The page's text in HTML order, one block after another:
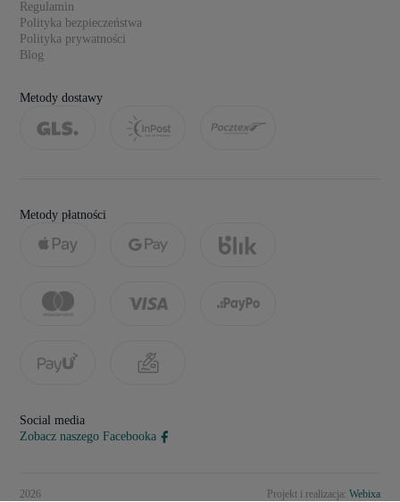
Regulamin
Polityka bezpieczeństwa
Polityka prywatności
Blog
Metody dostawy
Metody płatności
Social media
Zobacz naszego Facebooka
2026 Projekt i realizacja: Webixa